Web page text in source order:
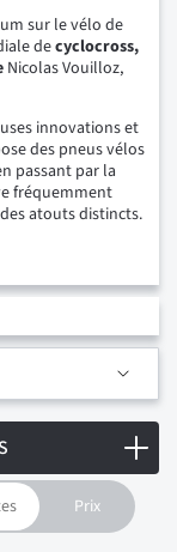
sur le vélo de
decyclocross,
Nicolas Vouilloz,
innovations et
des pneus vélos
passant par la
fréquemment
atouts distincts.